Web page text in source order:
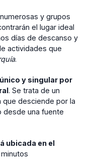
y grupos
el lugar ideal
días de descanso y
actividades que
.
y singular por
. Se trata de un
que desciende por la
desde una fuente
ubicada en el
minutos